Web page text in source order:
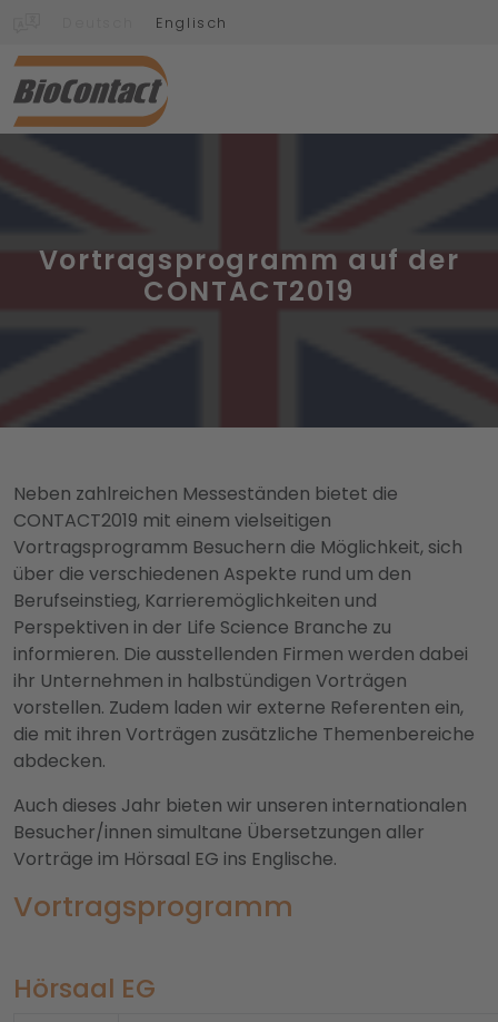
Englisch
Vortragsprogramm auf der
CONTACT2019
Neben zahlreichen Messeständen bietet die
CONTACT2019 mit einem vielseitigen
Vortragsprogramm Besuchern die Möglichkeit, sich
über die verschiedenen Aspekte rund um den
Berufseinstieg, Karrieremöglichkeiten und
Perspektiven in der Life Science Branche zu
informieren. Die ausstellenden Firmen werden dabei
ihr Unternehmen in halbstündigen Vorträgen
vorstellen. Zudem laden wir externe Referenten ein,
die mit ihren Vorträgen zusätzliche Themenbereiche
abdecken.
Auch dieses Jahr bieten wir unseren internationalen
Besucher/innen simultane Übersetzungen aller
Vorträge im Hörsaal EG ins Englische.
Vortragsprogramm
Hörsaal EG